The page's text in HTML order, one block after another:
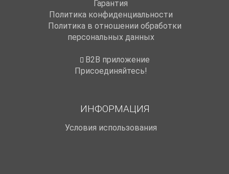
Гарантия
Политика конфиденциальности
Политика в отношении обработки
персональных данных
B2B приложение
Присоединяйтесь!
ИНФОРМАЦИЯ
Условия использования